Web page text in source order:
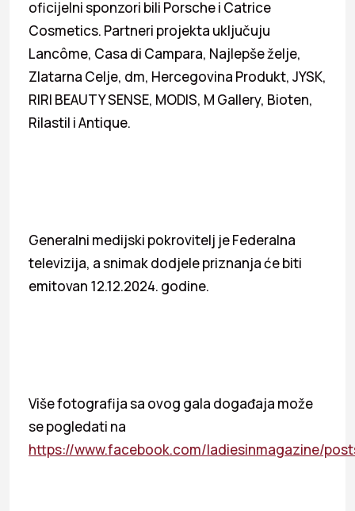
oficijelni sponzori bili Porsche i Catrice
Cosmetics. Partneri projekta uključuju
Lancôme, Casa di Campara, Najlepše želje,
Zlatarna Celje, dm, Hercegovina Produkt, JYSK,
RIRI BEAUTY SENSE, MODIS, M Gallery, Bioten,
Rilastil i Antique.
Generalni medijski pokrovitelj je Federalna
televizija, a snimak dodjele priznanja će biti
emitovan 12.12.2024. godine.
Više fotografija sa ovog gala događaja može
se pogledati na
https://www.facebook.com/ladiesinmagazine/